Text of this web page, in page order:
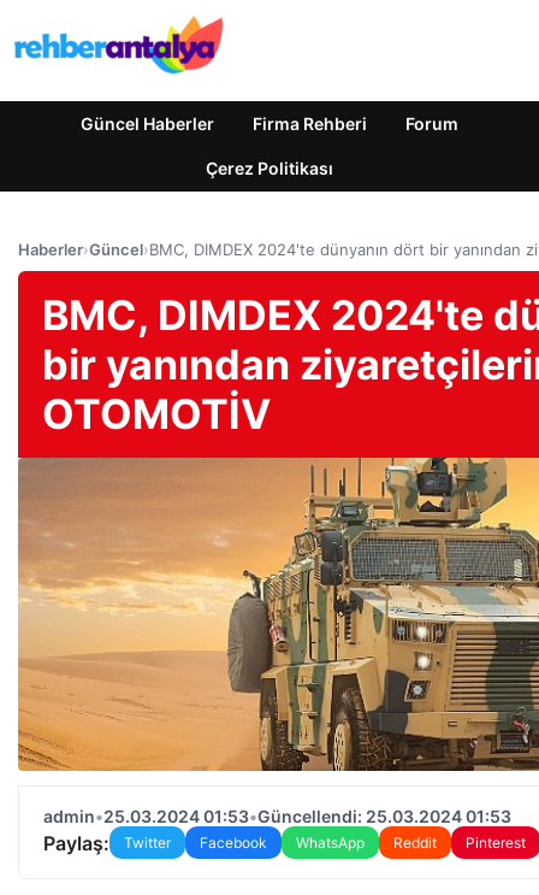
Güncel Haberler Firma Rehberi Forum
Çerez Politikası
Haberler›Güncel›BMC, DIMDEX 2024'te dünyanın dört bir yanından
BMC, DIMDEX 2024'te
bir yanından
OTOMOTİV
admin•25.03.2024 01:53•Güncellendi: 25.03.2024 01:53
Paylaş: Twitter Facebook WhatsApp Reddit Pinterest